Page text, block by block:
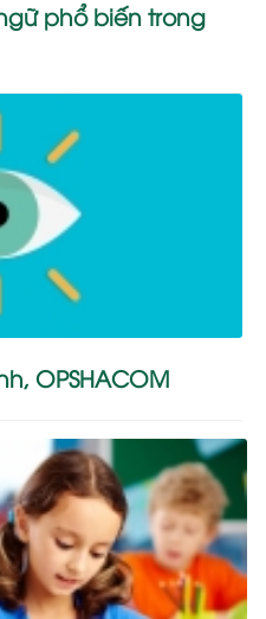
phổ biến trong
OPSHACOM